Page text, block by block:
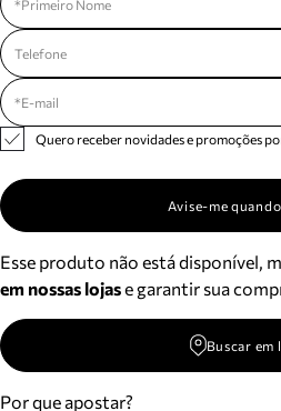
Quero receber novidades e promoções
Avise-me
Esse produto não está disponível,
em nossas lojase garantir sua
Buscar em
Por que apostar?